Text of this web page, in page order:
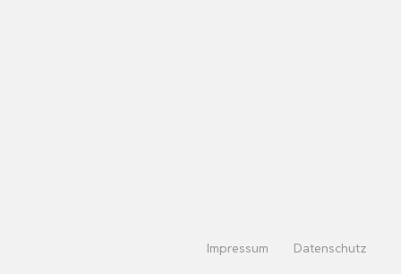
Impressum Datenschutz